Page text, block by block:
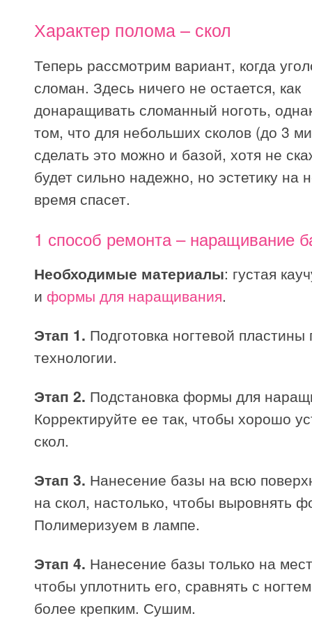
Характер полома – скол
Теперь рассмотрим вариант, когда
сломан. Здесь ничего не остается, как
донаращивать сломанный ноготь,
том, что для небольших сколов (до 3
сделать это можно и базой, хотя не
будет сильно надежно, но эстетику на
время спасет.
1 способ ремонта – наращивание
Необходимые материалы: густая
и формы для наращивания.
Этап 1. Подготовка ногтевой пластины
технологии.
Этап 2. Подстановка формы для
Корректируйте ее так, чтобы хорошо
скол.
Этап 3. Нанесение базы на всю
на скол, настолько, чтобы выровнять
Полимеризуем в лампе.
Этап 4. Нанесение базы только на
чтобы уплотнить его, сравнять с
более крепким. Сушим.